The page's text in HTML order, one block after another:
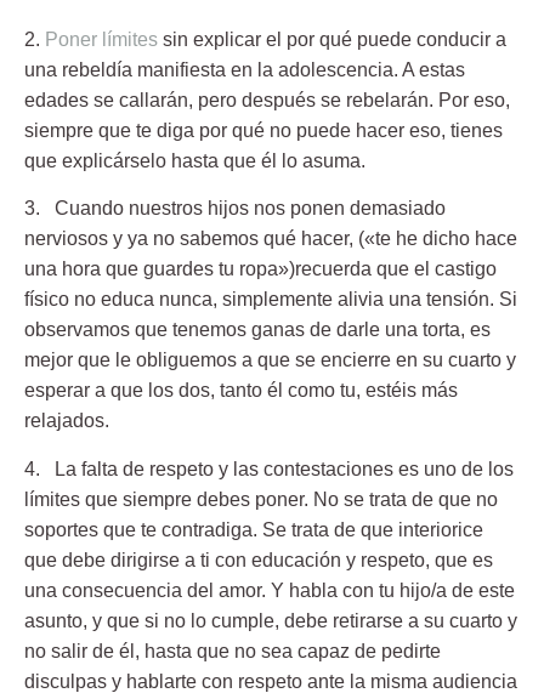
2. Poner límites sin explicar el por qué puede conducir a
una rebeldía manifiesta en la adolescencia. A estas
edades se callarán, pero después se rebelarán. Por eso,
siempre que te diga por qué no puede hacer eso, tienes
que explicárselo hasta que él lo asuma.
3. Cuando nuestros hijos nos ponen demasiado
nerviosos y ya no sabemos qué hacer, («te he dicho hace
una hora que guardes tu ropa»)recuerda que el castigo
físico no educa nunca, simplemente alivia una tensión. Si
observamos que tenemos ganas de darle una torta, es
mejor que le obliguemos a que se encierre en su cuarto y
esperar a que los dos, tanto él como tu, estéis más
relajados.
4. La falta de respeto y las contestaciones es uno de los
límites que siempre debes poner. No se trata de que no
soportes que te contradiga. Se trata de que interiorice
que debe dirigirse a ti con educación y respeto, que es
una consecuencia del amor. Y habla con tu hijo/a de este
asunto, y que si no lo cumple, debe retirarse a su cuarto y
no salir de él, hasta que no sea capaz de pedirte
disculpas y hablarte con respeto ante la misma audiencia